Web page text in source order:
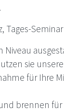
sie
für Ihre
brennen